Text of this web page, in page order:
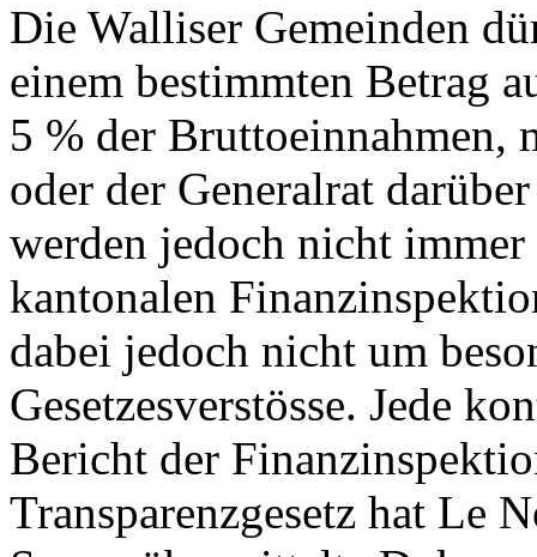
Die Walliser Gemeinden
einem bestimmten Betrag
5 % der Bruttoeinnahmen,
oder der Generalrat
werden jedoch nicht
kantonalen
dabei jedoch nicht um
Gesetzesverstösse. Jede
Bericht der
Transparenzgesetz hat Le